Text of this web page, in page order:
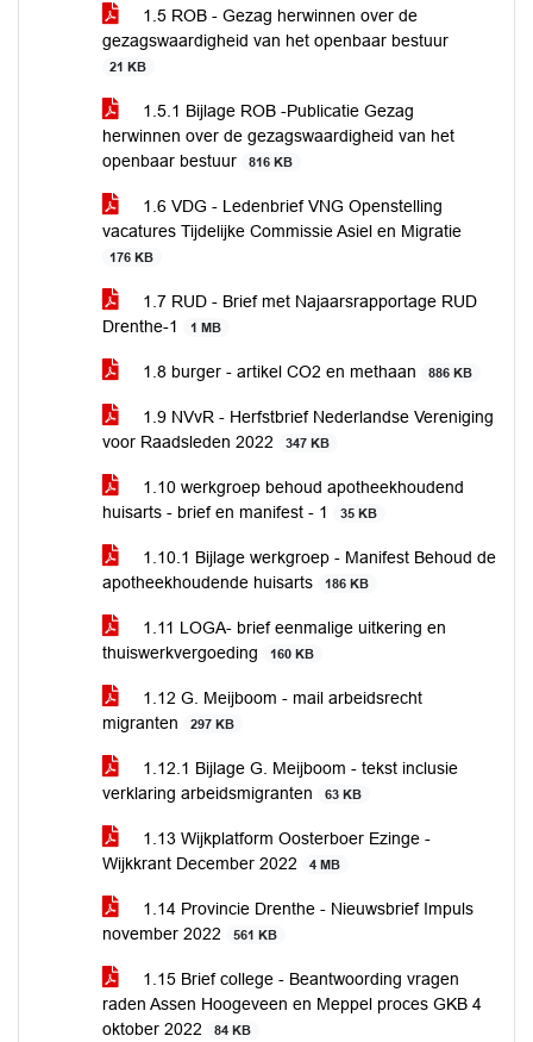
1.5 ROB - Gezag herwinnen over de
gezagswaardigheid van het openbaar bestuur
21 KB
1.5.1 Bijlage ROB -Publicatie Gezag
herwinnen over de gezagswaardigheid van het
openbaar bestuur
816 KB
1.6 VDG - Ledenbrief VNG Openstelling
vacatures Tijdelijke Commissie Asiel en Migratie
176 KB
1.7 RUD - Brief met Najaarsrapportage RUD
Drenthe-1
1 MB
1.8 burger - artikel CO2 en methaan 886 KB
1.9 NVvR - Herfstbrief Nederlandse Vereniging
voor Raadsleden 2022
347 KB
1.10 werkgroep behoud apotheekhoudend
huisarts - brief en manifest - 1
35 KB
1.10.1 Bijlage werkgroep - Manifest Behoud de
apotheekhoudende huisarts
186 KB
1.11 LOGA- brief eenmalige uitkering en
thuiswerkvergoeding
160 KB
1.12 G. Meijboom - mail arbeidsrecht
migranten
297 KB
1.12.1 Bijlage G. Meijboom - tekst inclusie
verklaring arbeidsmigranten
63 KB
1.13 Wijkplatform Oosterboer Ezinge -
Wijkkrant December 2022
4 MB
1.14 Provincie Drenthe - Nieuwsbrief Impuls
november 2022
561 KB
1.15 Brief college - Beantwoording vragen
raden Assen Hoogeveen en Meppel proces GKB 4
oktober 2022
84 KB